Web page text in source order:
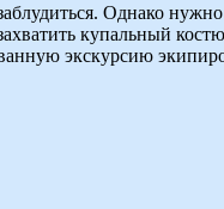
Однако
купальный
экскурсию